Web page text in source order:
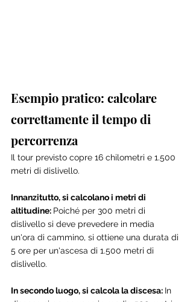
Esempio pratico: calcolare
correttamente il tempo di
percorrenza
Il tour previsto copre 16 chilometri e 1.500
metri di dislivello.
Innanzitutto, si calcolano i metri di
altitudine: Poiché per 300 metri di
dislivello si deve prevedere in media
un'ora di cammino, si ottiene una durata di
5 ore per un'ascesa di 1.500 metri di
dislivello.
In secondo luogo, si calcola la discesa: In